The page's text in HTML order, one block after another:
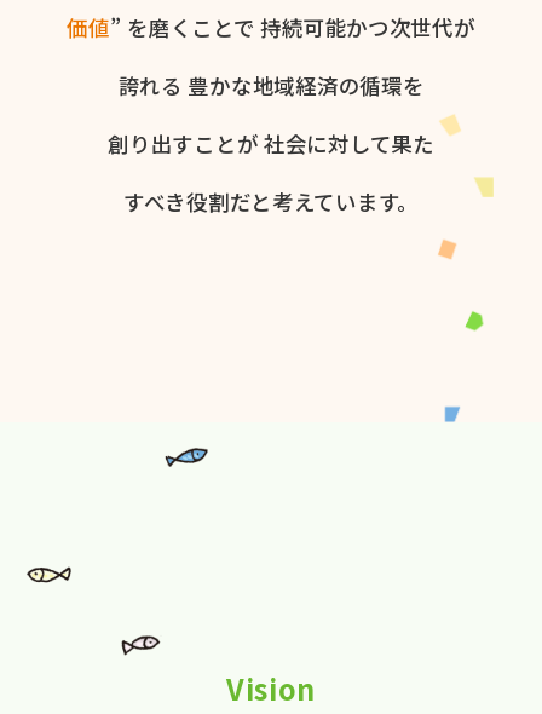
価値” を​磨く​ことで 持続可能かつ次世代が​
誇れる 豊かな​地域経済の​循環を​
創り出すことが 社会に​対して​果た​
すべき役割だと​考えています。​
Vision